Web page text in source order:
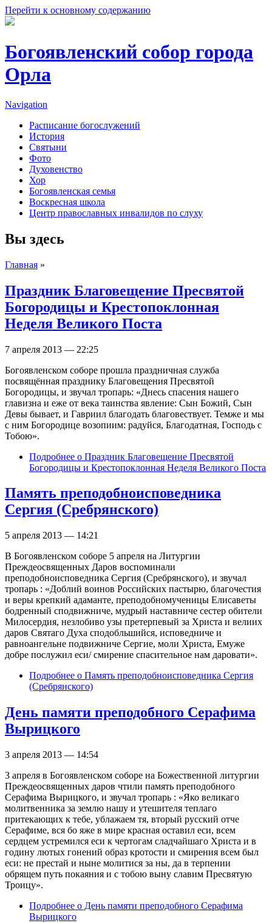
Перейти к основному содержанию
Богоявленский собор города
Орла
Navigation
Расписание богослужений
История
Святыни
Фото
Духовенство
Хор
Богоявленская семья
Воскресная школа
Центр православных инвалидов по слуху
Вы здесь
Главная »
Праздник Благовещение Пресвятой
Богородицы и Крестопоклонная
Неделя Великого Поста
7 апреля 2013 — 22:25
Богоявленском соборе прошла праздничная служба
посвящённая празднику Благовещения Пресвятой
Богородицы, и звучал тропарь: «Днесь спасения нашего
главизна и еже от века таинства явление: Сын Божий, Сын
Девы бывает, и Гавриил благодать благовествует. Темже и мы
с ним Богородице возопиим: радуйся, Благодатная, Господь с
Тобою».
Подробнее о Праздник Благовещение Пресвятой
Богородицы и Крестопоклонная Неделя Великого Поста
Память преподобноисповедника
Сергия (Сребрянского)
5 апреля 2013 — 14:21
В Богоявленском соборе 5 апреля на Литургии
Преждеосвященных Даров воспоминали
преподобноисповедника Сергия (Сребрянского), и звучал
тропарь : «Доблий воинов Российских пастырю, благочестия
и веры крепкий адаманте, преподобномученицы Елисаветы
бодренный сподвижниче, мудрый наставниче сестер обители
Милосердия, незлобиво узы претерпевый за Христа и велиих
даров Святаго Духа сподобльшийся, исповедниче и
равноангельне подвижниче Сергие, моли Христа, Емуже
добре послужил еси/ смирение спасительное нам даровати».
Подробнее о Память преподобноисповедника Сергия
(Сребрянского)
День памяти преподобного Серафима
Вырицкого
3 апреля 2013 — 14:54
3 апреля в Богоявленском соборе на Божественной литургии
Преждеосвященных даров чтили память преподобного
Серафима Вырицкого, и звучал тропарь : «Яко великаго
молитвенника за землю нашу и утешителя теплаго
притекающих к тебе, ублажаем тя, вторый русский отче
Серафиме, вся бо яже в мире красная оставил еси, всем
сердцем устремился еси к чертогам сладчайшаго Христа и в
годину лютых гонений образ кротости и смирения всем был
еси: не престай и ныне молитися за ны, да в терпении
обрящем путь покаяния и с тобою выну славим Пресвятую
Троицу».
Подробнее о День памяти преподобного Серафима
Вырицкого